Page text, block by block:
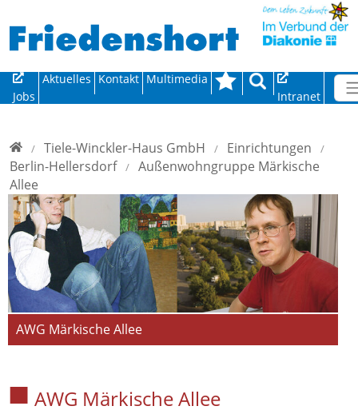
Jobs
Aktuelles Kontakt Multimedia
Intranet
HomeTiele-Winckler-Haus GmbH
Einrichtungen
Berlin-Hellersdorf
Außenwohngruppe Märkische
Allee
AWG Märkische Allee
AWG Märkische Allee